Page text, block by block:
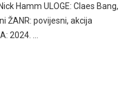
Hamm ULOGE: Claes Bang,
ŽANR: povijesni, akcija
2024. …